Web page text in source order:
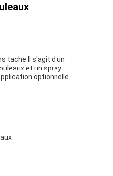
tache.Il s'agit d'un
et un spray
optionnelle